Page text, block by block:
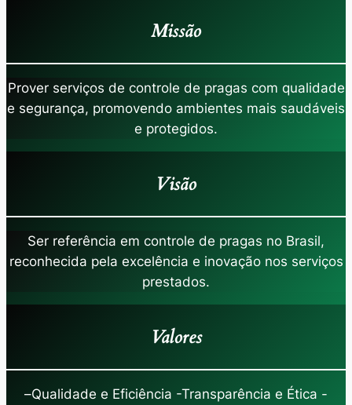
Missão
Prover serviços de controle de pragas com qualidade
e segurança, promovendo ambientes mais saudáveis
e protegidos.
Visão
Ser referência em controle de pragas no Brasil,
reconhecida pela excelência e inovação nos serviços
prestados.
Valores
–Qualidade e Eficiência -Transparência e Ética -